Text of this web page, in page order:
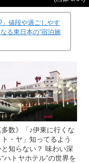
」値段や過ごしやす
る東日本の“宿泊施
多数》「♪伊東に行くな
ト・ヤ」知ってるよう
と知らない？ 味わい深
ハトヤホテル”の世界を